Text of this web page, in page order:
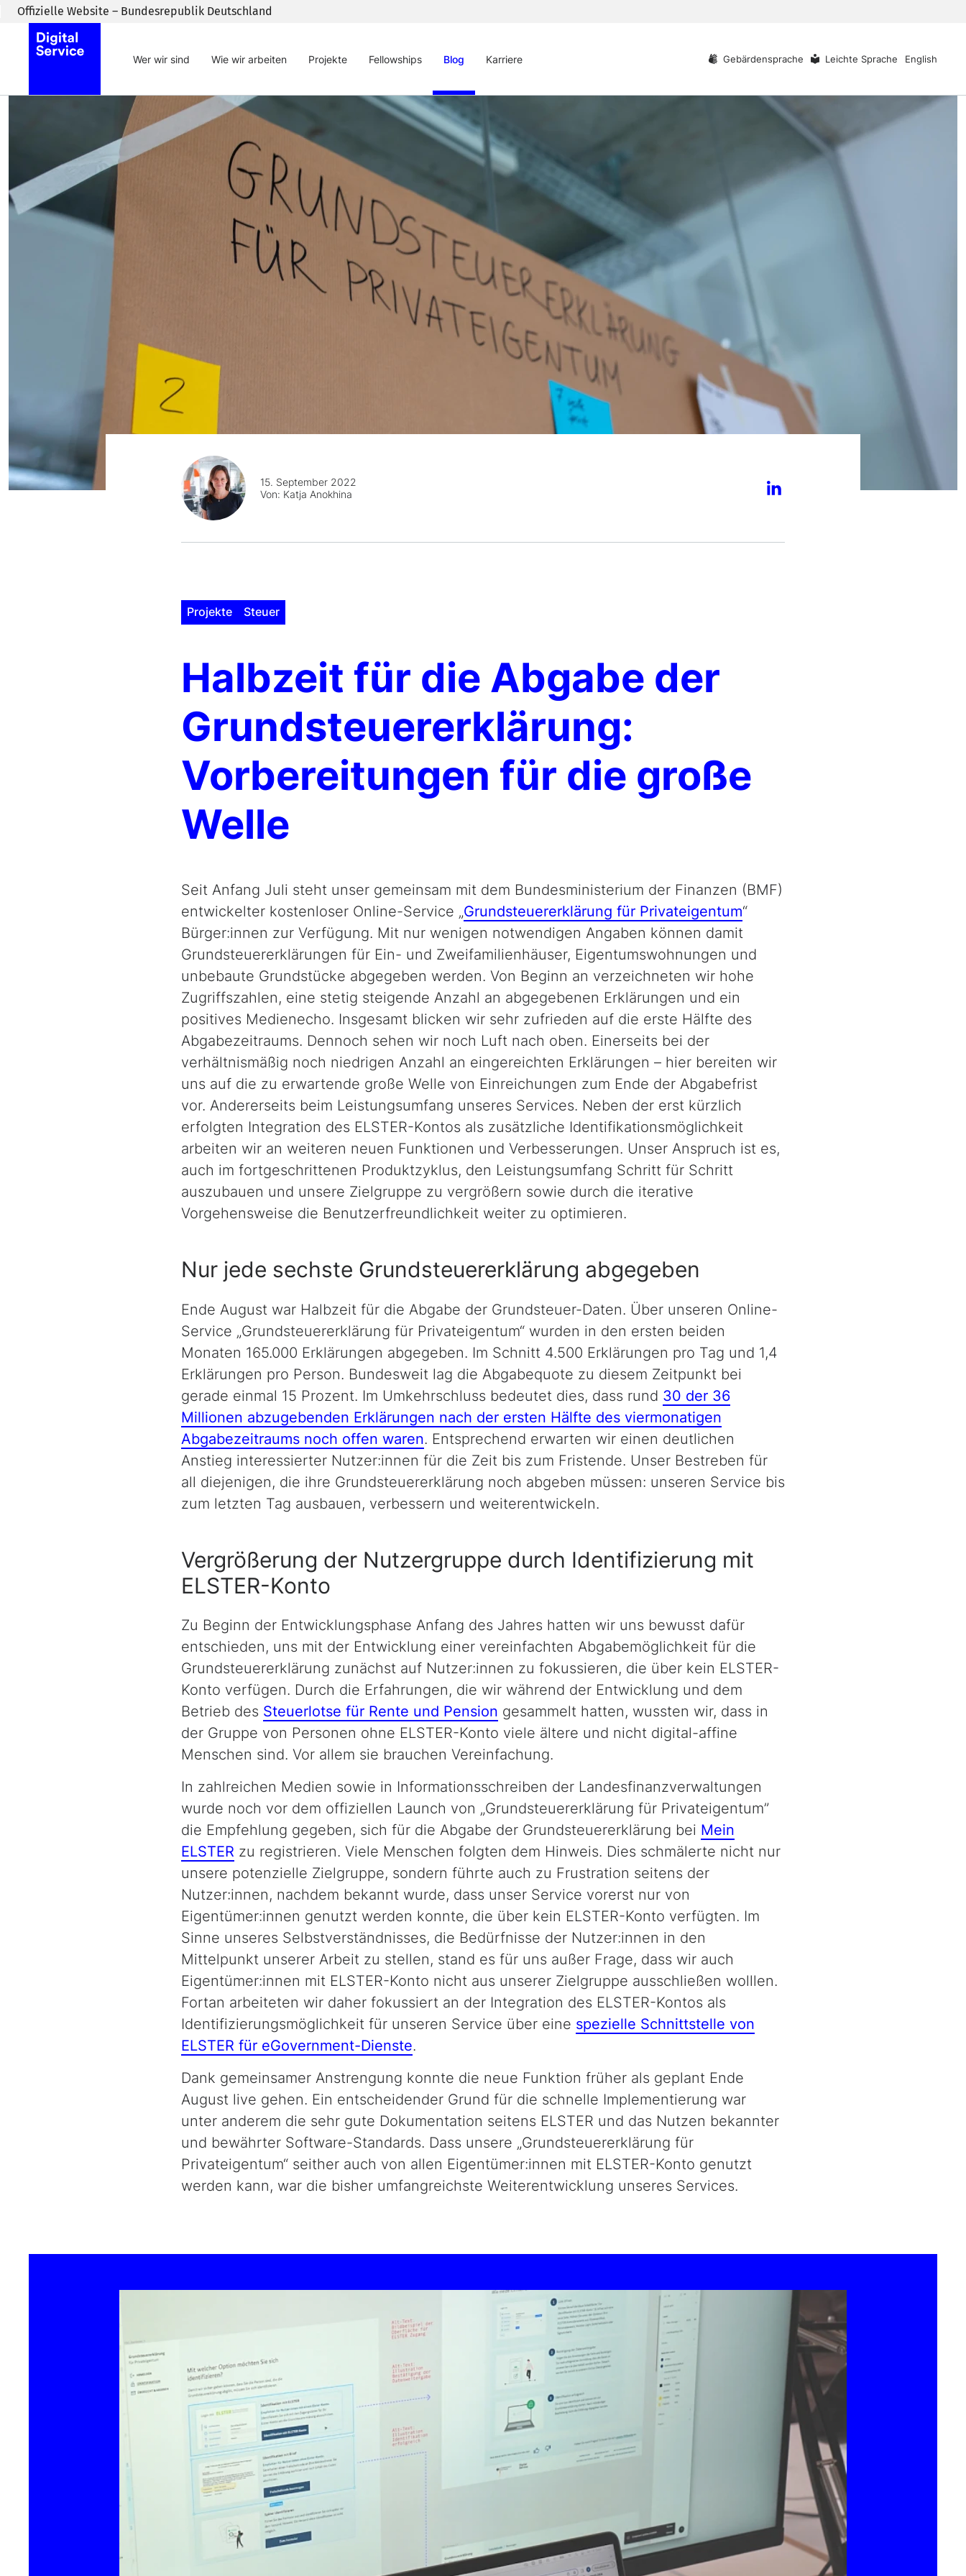
Zum Inhaltsbereich wechseln
Offizielle Website – Bundesrepublik Deutschland
Wer wir sind Wie wir arbeiten Projekte Fellowships Blog Karriere Gebärdensprache Leichte Sprache English
15. September 2022
Von: Katja Anokhina
Projekte Steuer
Halbzeit für die Abgabe der
Grundsteuererklärung:
Vorbereitungen für die große
Welle
Seit Anfang Juli steht unser gemeinsam mit dem Bundesministerium der Finanzen (BMF)
entwickelter kostenloser Online-Service „Grundsteuererklärung für Privateigentum“
Bürger:innen zur Verfügung. Mit nur wenigen notwendigen Angaben können damit
Grundsteuererklärungen für Ein- und Zweifamilienhäuser, Eigentumswohnungen und
unbebaute Grundstücke abgegeben werden. Von Beginn an verzeichneten wir hohe
Zugriffszahlen, eine stetig steigende Anzahl an abgegebenen Erklärungen und ein
positives Medienecho. Insgesamt blicken wir sehr zufrieden auf die erste Hälfte des
Abgabezeitraums. Dennoch sehen wir noch Luft nach oben. Einerseits bei der
verhältnismäßig noch niedrigen Anzahl an eingereichten Erklärungen – hier bereiten wir
uns auf die zu erwartende große Welle von Einreichungen zum Ende der Abgabefrist
vor. Andererseits beim Leistungsumfang unseres Services. Neben der erst kürzlich
erfolgten Integration des ELSTER-Kontos als zusätzliche Identifikationsmöglichkeit
arbeiten wir an weiteren neuen Funktionen und Verbesserungen. Unser Anspruch ist es,
auch im fortgeschrittenen Produktzyklus, den Leistungsumfang Schritt für Schritt
auszubauen und unsere Zielgruppe zu vergrößern sowie durch die iterative
Vorgehensweise die Benutzerfreundlichkeit weiter zu optimieren.
Nur jede sechste Grundsteuererklärung abgegeben
Ende August war Halbzeit für die Abgabe der Grundsteuer-Daten. Über unseren Online-
Service „Grundsteuererklärung für Privateigentum“ wurden in den ersten beiden
Monaten 165.000 Erklärungen abgegeben. Im Schnitt 4.500 Erklärungen pro Tag und 1,4
Erklärungen pro Person. Bundesweit lag die Abgabequote zu diesem Zeitpunkt bei
gerade einmal 15 Prozent. Im Umkehrschluss bedeutet dies, dass rund 30 der 36
Millionen abzugebenden Erklärungen nach der ersten Hälfte des viermonatigen
Abgabezeitraums noch offen waren. Entsprechend erwarten wir einen deutlichen
Anstieg interessierter Nutzer:innen für die Zeit bis zum Fristende. Unser Bestreben für
all diejenigen, die ihre Grundsteuererklärung noch abgeben müssen: unseren Service bis
zum letzten Tag ausbauen, verbessern und weiterentwickeln.
Vergrößerung der Nutzergruppe durch Identifizierung mit
ELSTER-Konto
Zu Beginn der Entwicklungsphase Anfang des Jahres hatten wir uns bewusst dafür
entschieden, uns mit der Entwicklung einer vereinfachten Abgabemöglichkeit für die
Grundsteuererklärung zunächst auf Nutzer:innen zu fokussieren, die über kein ELSTER-
Konto verfügen. Durch die Erfahrungen, die wir während der Entwicklung und dem
Betrieb des Steuerlotse für Rente und Pension gesammelt hatten, wussten wir, dass in
der Gruppe von Personen ohne ELSTER-Konto viele ältere und nicht digital-affine
Menschen sind. Vor allem sie brauchen Vereinfachung.
In zahlreichen Medien sowie in Informationsschreiben der Landesfinanzverwaltungen
wurde noch vor dem offiziellen Launch von „Grundsteuererklärung für Privateigentum”
die Empfehlung gegeben, sich für die Abgabe der Grundsteuererklärung bei Mein
ELSTER zu registrieren. Viele Menschen folgten dem Hinweis. Dies schmälerte nicht nur
unsere potenzielle Zielgruppe, sondern führte auch zu Frustration seitens der
Nutzer:innen, nachdem bekannt wurde, dass unser Service vorerst nur von
Eigentümer:innen genutzt werden konnte, die über kein ELSTER-Konto verfügten. Im
Sinne unseres Selbstverständnisses, die Bedürfnisse der Nutzer:innen in den
Mittelpunkt unserer Arbeit zu stellen, stand es für uns außer Frage, dass wir auch
Eigentümer:innen mit ELSTER-Konto nicht aus unserer Zielgruppe ausschließen wolllen.
Fortan arbeiteten wir daher fokussiert an der Integration des ELSTER-Kontos als
Identifizierungsmöglichkeit für unseren Service über eine spezielle Schnittstelle von
ELSTER für eGovernment-Dienste.
Dank gemeinsamer Anstrengung konnte die neue Funktion früher als geplant Ende
August live gehen. Ein entscheidender Grund für die schnelle Implementierung war
unter anderem die sehr gute Dokumentation seitens ELSTER und das Nutzen bekannter
und bewährter Software-Standards. Dass unsere „Grundsteuererklärung für
Privateigentum“ seither auch von allen Eigentümer:innen mit ELSTER-Konto genutzt
werden kann, war die bisher umfangreichste Weiterentwicklung unseres Services.